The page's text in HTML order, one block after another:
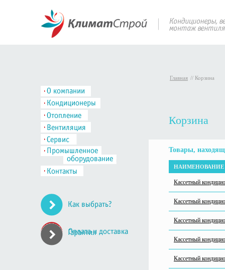
Главная // Корзина
Корзина
Товары,
НАИМЕНОВАНИЕ
Кассетный
Кассетный
Кассетный
Кассетный
Кассетный